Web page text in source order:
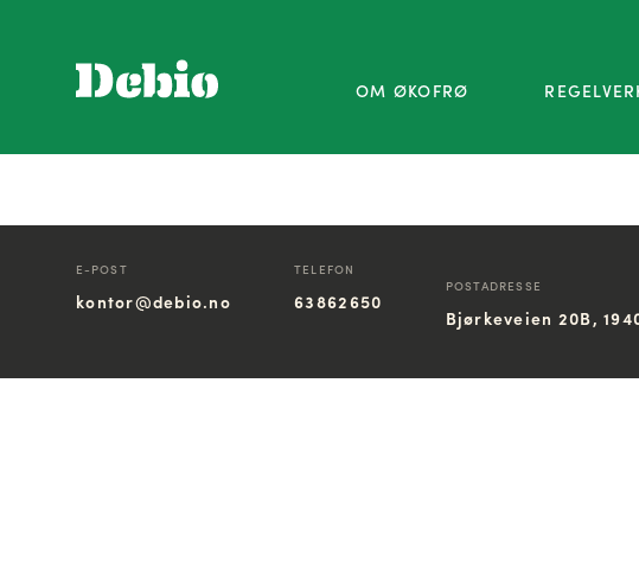
OM ØKOFRØ
E-POST
kontor@debio.no
TELEFON
63862650
POSTADRESSE
Bjørkeveien 20B,